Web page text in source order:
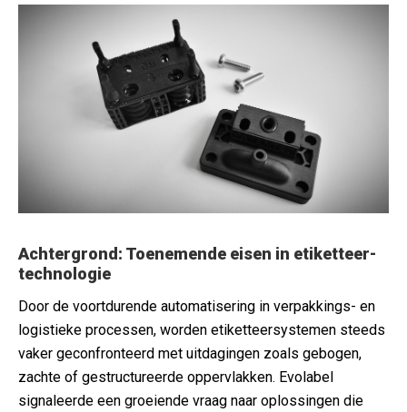
Achtergrond: Toenemende eisen in etiketteer-
technologie
Door de voortdurende automatisering in verpakkings- en
logistieke processen, worden etiketteersystemen steeds
vaker geconfronteerd met uitdagingen zoals gebogen,
zachte of gestructureerde oppervlakken. Evolabel
signaleerde een groeiende vraag naar oplossingen die